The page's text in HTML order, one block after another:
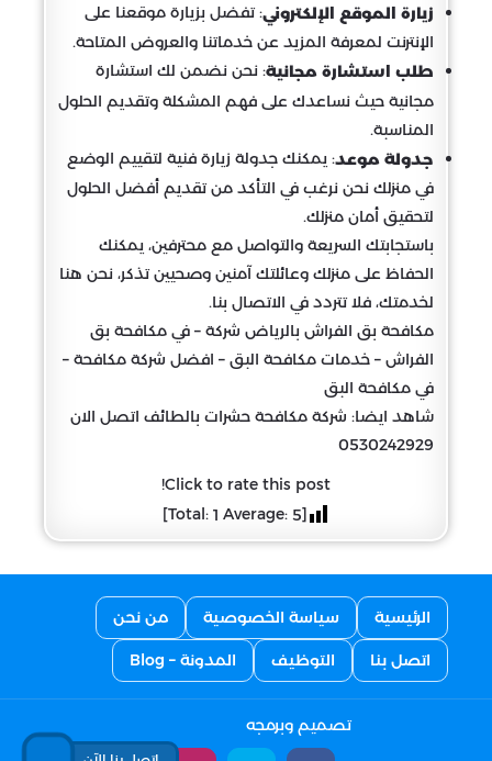
زيارة الموقع الإلكتروني: تفضل بزيارة موقعنا على
الإنترنت لمعرفة المزيد عن خدماتنا والعروض المتاحة.
طلب استشارة مجانية: نحن نضمن لك استشارة
مجانية حيث نساعدك على فهم المشكلة وتقديم الحلول
المناسبة.
جدولة موعد: يمكنك جدولة زيارة فنية لتقييم الوضع
في منزلك نحن نرغب في التأكد من تقديم أفضل الحلول
لتحقيق أمان منزلك.
باستجابتك السريعة والتواصل مع محترفين، يمكنك
الحفاظ على منزلك وعائلتك آمنين وصحيين تذكر، نحن هنا
لخدمتك، فلا تتردد في الاتصال بنا.
مكافحة بق الفراش بالرياض شركة – في مكافحة بق
الفراش – خدمات مكافحة البق – افضل شركة مكافحة –
في مكافحة البق
شاهد ايضا: شركة مكافحة حشرات بالطائف اتصل الان
0530242929
Click to rate this post!
[Total:
1 Average: 5
]
الرئيسية سياسة الخصوصية من نحن
اتصل بنا التوظيف المدونة – Blog
تصميم وبرمجه